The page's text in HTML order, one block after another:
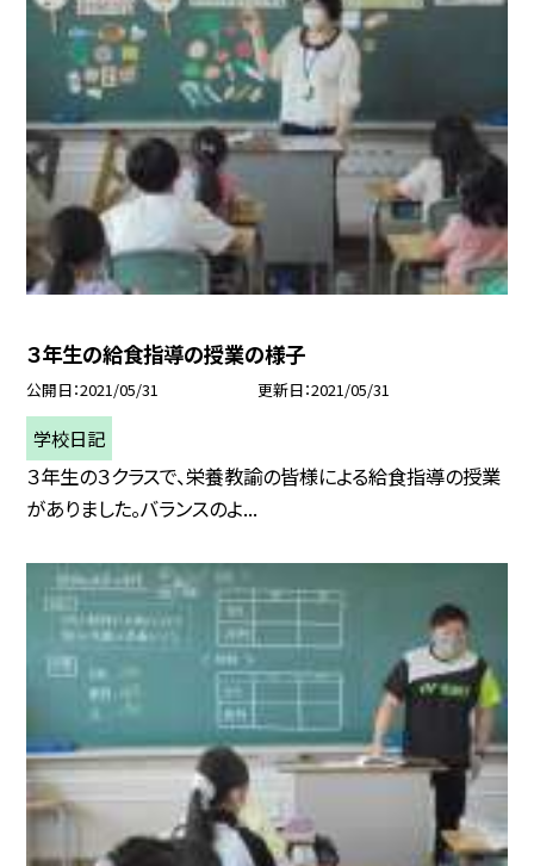
３年生の給食指導の授業の様子
公開日 2021/05/31 更新日 2021/05/31
学校日記
３年生の３クラスで、栄養教諭の皆様による給食指導の授業
がありました。バランスのよ...